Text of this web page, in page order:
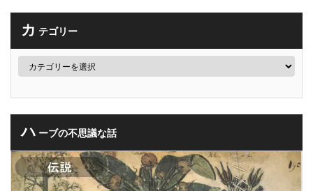
カ テゴリー
ハ ーブの不思議な話